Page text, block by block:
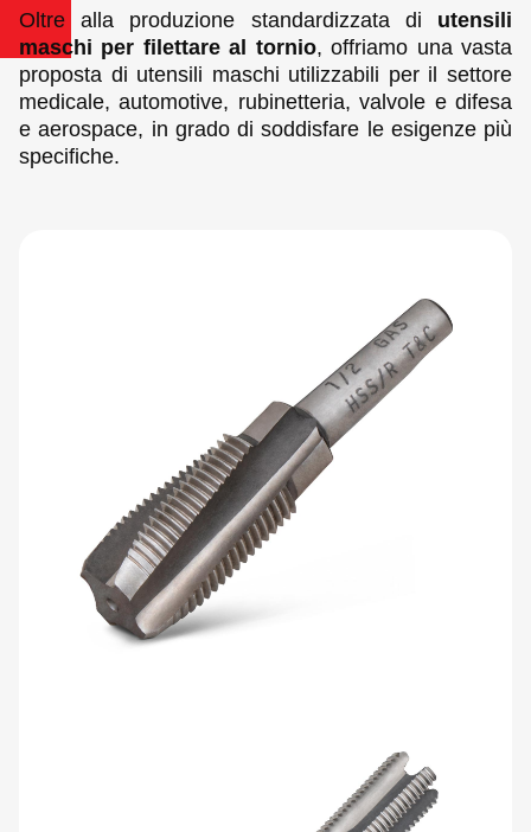
Oltre alla produzione standardizzata di utensili
maschi per filettare al tornio, offriamo una vasta
proposta di utensili maschi utilizzabili per il settore
medicale, automotive, rubinetteria, valvole e difesa
e aerospace, in grado di soddisfare le esigenze più
specifiche.